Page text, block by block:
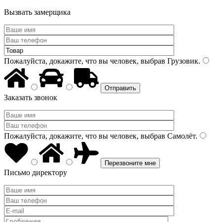
Вызвать замерщика
Пожалуйста, докажите, что вы человек, выбрав Грузовик.
Заказать звонок
Пожалуйста, докажите, что вы человек, выбрав Самолёт.
Письмо директору